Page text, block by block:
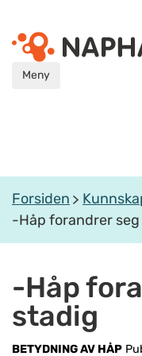
Meny
Forsiden
-Håp forandrer
-Håp
stadig
BETYDNING AV HÅP